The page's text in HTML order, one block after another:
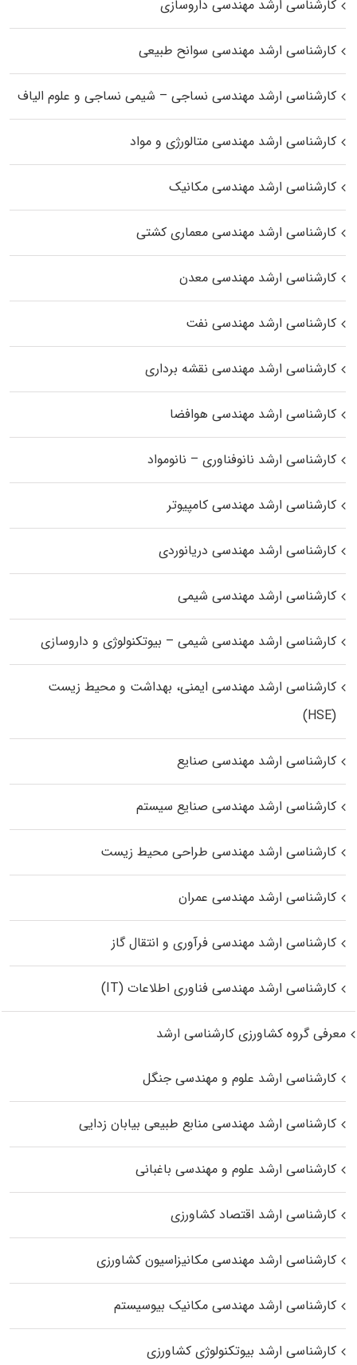
کارشناسی ارشد مهندسی داروسازی
کارشناسی ارشد مهندسی سوانح طبیعی
کارشناسی ارشد مهندسی نساجی – شیمی نساجی و علوم الیاف
کارشناسی ارشد مهندسی متالورژی و مواد
کارشناسی ارشد مهندسی مکانیک
کارشناسی ارشد مهندسی معماری کشتی
کارشناسی ارشد مهندسی معدن
کارشناسی ارشد مهندسی نفت
کارشناسی ارشد مهندسی نقشه برداری
کارشناسی ارشد مهندسی هوافضا
کارشناسی ارشد نانوفناوری – نانومواد
کارشناسی ارشد مهندسی کامپیوتر
کارشناسی ارشد مهندسی دریانوردی
کارشناسی ارشد مهندسی شیمی
کارشناسی ارشد مهندسی شیمی – بیوتکنولوژی و داروسازی
کارشناسی ارشد مهندسی ایمنی، بهداشت و محیط زیست
(HSE)
کارشناسی ارشد مهندسی صنایع
کارشناسی ارشد مهندسی صنایع سیستم
کارشناسی ارشد مهندسی طراحی محیط زیست
کارشناسی ارشد مهندسی عمران
کارشناسی ارشد مهندسی فرآوری و انتقال گاز
کارشناسی ارشد مهندسی فناوری اطلاعات (IT)
معرفی گروه کشاورزی کارشناسی ارشد
کارشناسی ارشد علوم و مهندسی جنگل
کارشناسی ارشد مهندسی منابع طبیعی بیابان زدایی
کارشناسی ارشد علوم و مهندسی باغبانی
کارشناسی ارشد اقتصاد کشاورزی
کارشناسی ارشد مهندسی مکانیزاسیون کشاورزی
کارشناسی ارشد مهندسی مکانیک بیوسیستم
کارشناسی ارشد بیوتکنولوژی کشاورزی